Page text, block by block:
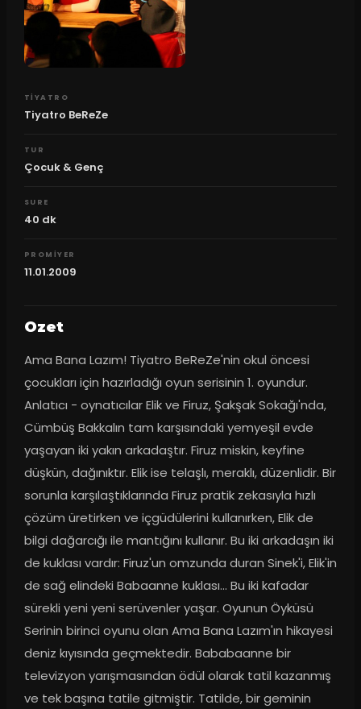
TIYATRO
Tiyatro BeReZe
TUR
Çocuk & Genç
SURE
40 dk
PROMIYER
11.01.2009
Ozet
Ama Bana Lazım! Tiyatro BeReZe'nin okul öncesi
çocukları için hazırladığı oyun serisinin 1. oyundur.
Anlatıcı - oynatıcılar Elik ve Firuz, Şakşak Sokağı'nda,
Cümbüş Bakkalın tam karşısındaki yemyeşil evde
yaşayan iki yakın arkadaştır. Firuz miskin, keyfine
düşkün, dağınıktır. Elik ise telaşlı, meraklı, düzenlidir. Bir
sorunla karşılaştıklarında Firuz pratik zekasıyla hızlı
çözüm üretirken ve içgüdülerini kullanırken, Elik de
bilgi dağarcığı ile mantığını kullanır. Bu iki arkadaşın iki
de kuklası vardır: Firuz'un omzunda duran Sinek'i, Elik'in
de sağ elindeki Babaanne kuklası... Bu iki kafadar
sürekli yeni yeni serüvenler yaşar. Oyunun Öyküsü
Serinin birinci oyunu olan Ama Bana Lazım'ın hikayesi
deniz kıyısında geçmektedir. Bababaanne bir
televizyon yarışmasından ödül olarak tatil kazanmış
ve tek başına tatile gitmiştir. Tatilde, bir geminin